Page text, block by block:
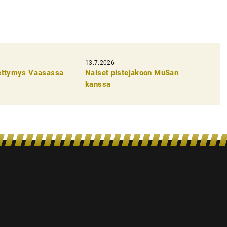
Vaasassa
13.7.2026
Naiset pistejakoon MuSan
kanssa